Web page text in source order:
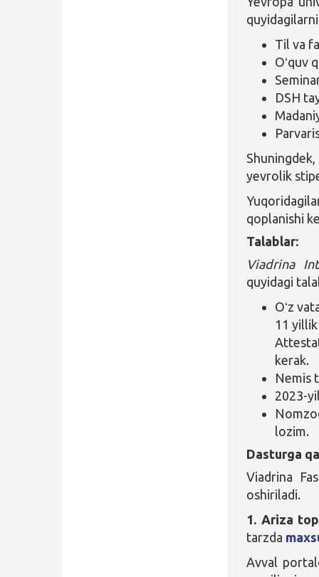
Til va
Oʻquv
DSH
yevrolik
qoplanishi
Talablar:
Viadrina
quyidagi
Oʻz
11
kerak.
Nemis
2023-
lozim.
Dasturga
Viadrina
oshiriladi.
1. Ariza
tarzda
Avval